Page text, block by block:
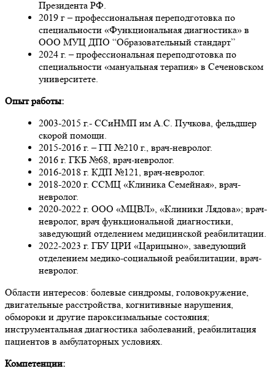
Президента РФ.
2019 г – профессиональная переподготовка по
специальности «Функциональная диагностика» в
ООО МУЦ ДПО “Образовательный стандарт”
2024 г. – профессиональная переподготовка по
специальности «мануальная терапия» в Сеченовском
университете.
Опыт работы:
2003-2015 г.- ССиНМП им А.С. Пучкова, фельдшер
скорой помощи.
2015-2016 г. – ГП №210 г., врач-невролог.
2016 г. ГКБ №68, врач-невролог.
2016-2018 г. КДП №121, врач-невролог.
2018-2020 г. ССМЦ «Клиника Семейная», врач-
невролог.
2020-2022 г. ООО «МЦВЛ», «Клиники Лядова»; врач-
невролог, врач функциональной диагностики,
заведующий отделением медицинской реабилитации.
2022-2023 г. ГБУ ЦРИ «Царицыно», заведующий
отделением медико-социальной реабилитации, врач-
невролог.
Области интересов: болевые синдромы, головокружение,
двигательные расстройства, когнитивные нарушения,
обмороки и другие пароксизмальные состояния;
инструментальная диагностика заболеваний, реабилитация
пациентов в амбулаторных условиях.
Компетенции: